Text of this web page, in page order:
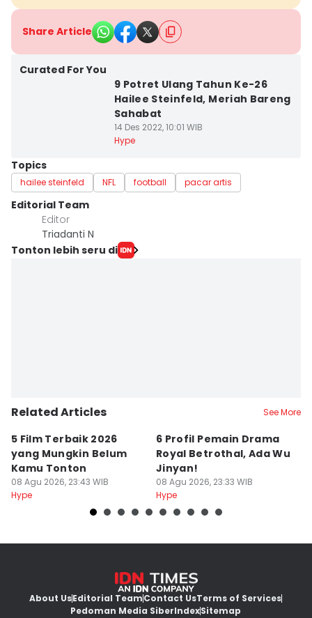
Share Article
Curated For You
9 Potret Ulang Tahun Ke-26
Hailee Steinfeld, Meriah Bareng
Sahabat
14 Des 2022, 10:01 WIB
Hype
Topics
hailee steinfeld NFL football pacar artis
Editorial Team
Editor
Triadanti N
Tonton lebih seru di
Related Articles See More
5 Film Terbaik 2026
yang Mungkin Belum
Kamu Tonton
08 Agu 2026, 23:43 WIB
Hype
6 Profil Pemain Drama
Royal Betrothal, Ada Wu
Jinyan!
08 Agu 2026, 23:33 WIB
Hype
About UsEditorial TeamContact UsTerms of Services
Pedoman Media SiberIndexSitemap